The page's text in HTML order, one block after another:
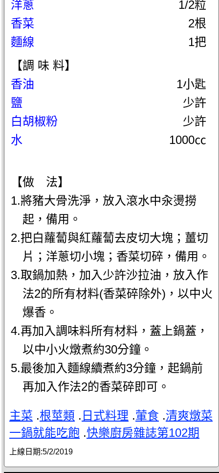
洋蔥
1/2粒
香菜
2根
麵線
1把
【調 味 料】
香油
1小匙
鹽
少許
白胡椒粉
少許
水
1000㏄
【做 法】
1.將豬大骨洗淨，放入滾水中汆燙撈
起，備用。
2.把白蘿蔔與紅蘿蔔去皮切大塊；薑切
片；洋蔥切小塊；香菜切碎，備用。
3.取鍋加熱，加入少許沙拉油，放入作
法2的所有材料(香菜碎除外)，以中火
爆香。
4.再加入調味料所有材料，蓋上鍋蓋，
以中小火燉煮約30分鐘。
5.最後加入麵線續煮約3分鐘，起鍋前
再加入作法2的香菜碎即可。
主菜 .根莖類 . 日式料理 .葷食 .清爽燉菜
一鍋就能吃飽 .快樂廚房雜誌第102期
上線日期:5/2/2019